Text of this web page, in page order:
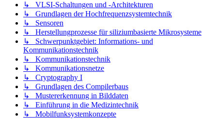
↳ VLSI-Schaltungen und -Architekturen
↳ Grundlagen der Hochfrequenzsystemtechnik
↳ Sensoren
↳ Herstellungprozesse für siliziumbasierte Mikrosysteme
↳ Schwerpunktgebiet: Informations- und
Kommunikationstechnik
↳ Kommunikationstechnik
↳ Kommunikationsnetze
↳ Cryptography I
↳ Grundlagen des Compilerbaus
↳ Mustererkennung in Bilddaten
↳ Einführung in die Medizintechnik
↳ Mobilfunksystemkonzepte